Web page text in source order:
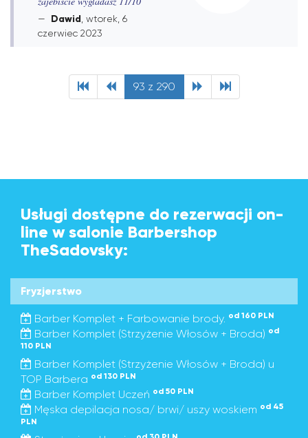
Dawid , wtorek, 6
czerwiec 2023
93 z 290
Usługi dostępne do rezerwacji on-
line w salonie Barbershop
TheSadovsky:
Fryzjerstwo
Barber Komplet + Farbowanie brody. od 160 PLN
Barber Komplet (Strzyżenie Włosów + Broda) od
110 PLN
Barber Komplet (Strzyżenie Włosów + Broda) u
TOP Barbera od 130 PLN
Barber Komplet Uczeń od 50 PLN
Męska depilacja nosa/ brwi/ uszy woskiem od 45
PLN